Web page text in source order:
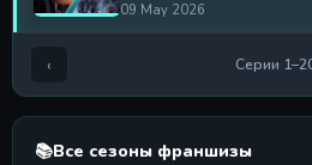
09 May 2026
‹ Серии
📚Все сезоны франшизы